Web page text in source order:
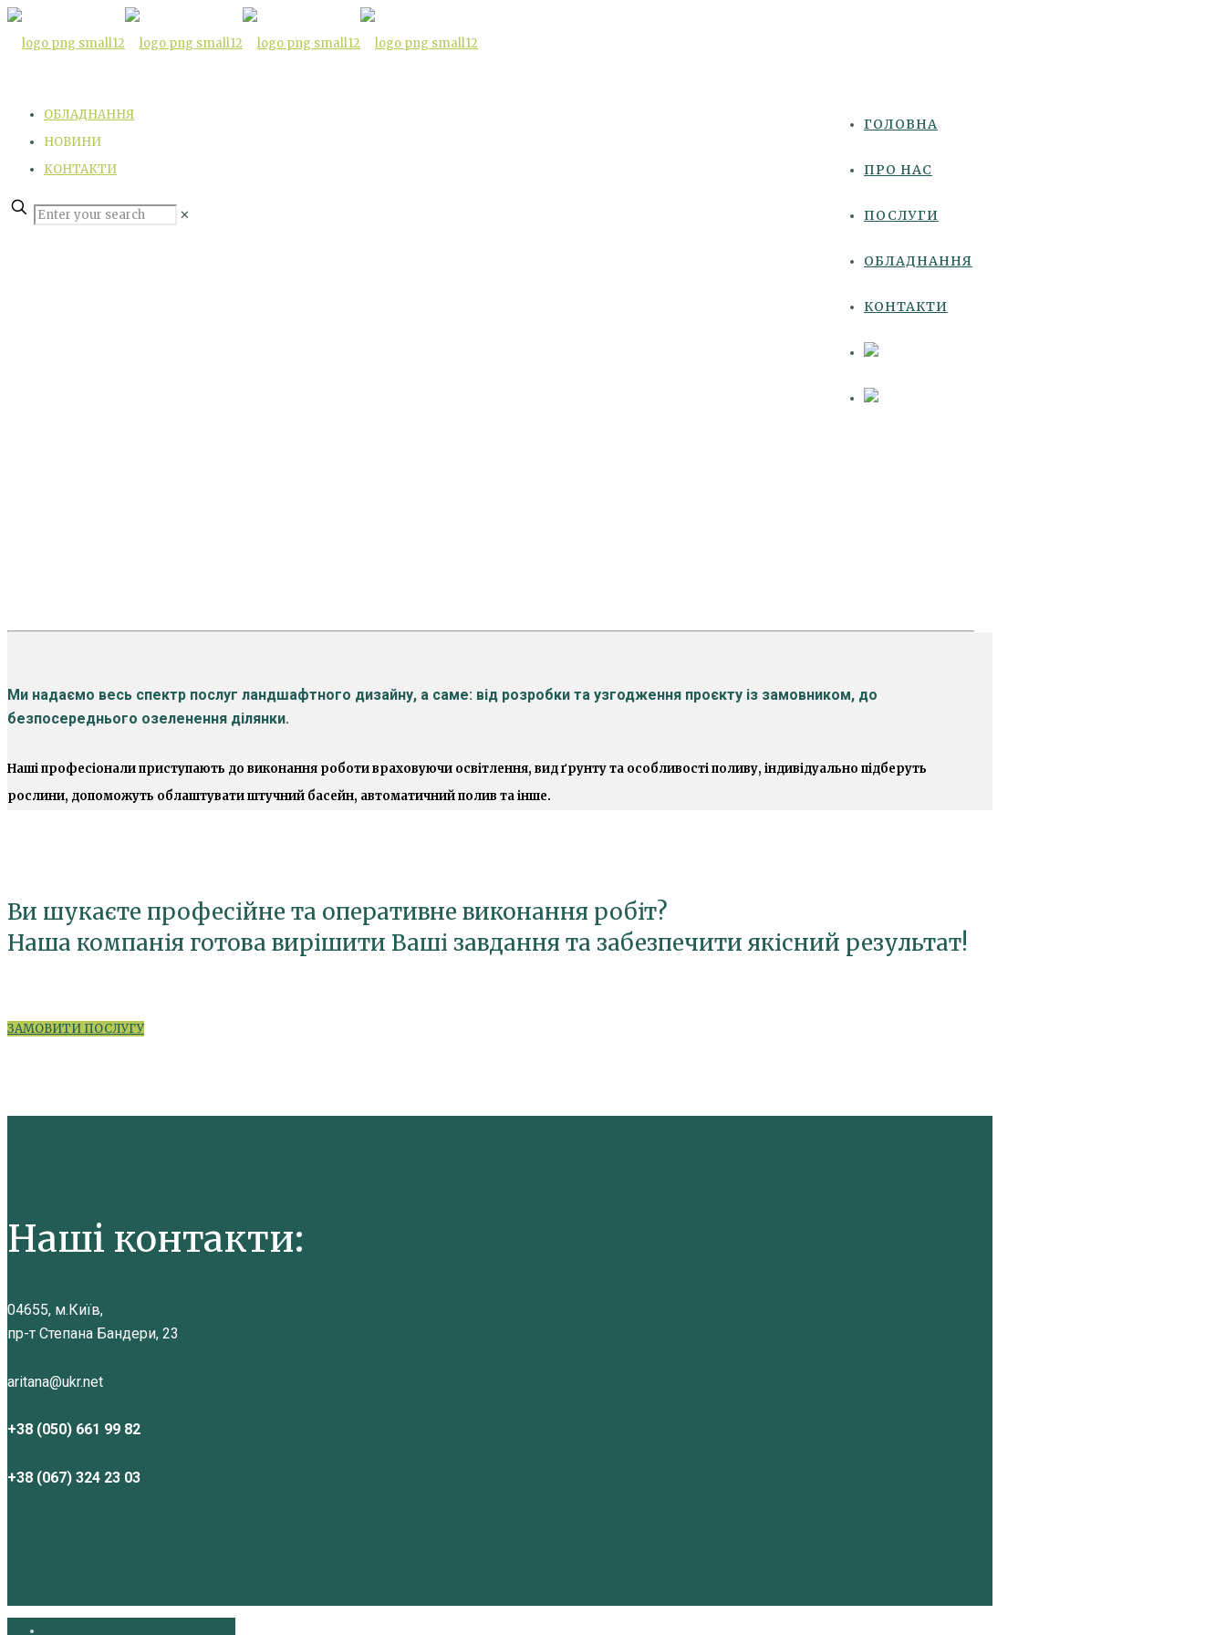
ГОЛОВНА
ПРО НАС
ПОСЛУГИ
ОБЛАДНАННЯ
КОНТАКТИ
ОБЛАДНАННЯ
НОВИНИ
КОНТАКТИ
✕
Ми надаємо весь спектр послуг ландшафтного дизайну, а саме: від розробки та узгодження проєкту із замовником, до
безпосереднього озеленення ділянки.
Наші професіонали приступають до виконання роботи враховуючи освітлення, вид ґрунту та особливості поливу, індивідуально підберуть
рослини, допоможуть облаштувати штучний басейн, автоматичний полив та інше.
Ви шукаєте професійне та оперативне виконання робіт?
Наша компанія готова вирішити Ваші завдання та забезпечити якісний результат!
ЗАМОВИТИ ПОСЛУГУ
Наші контакти:
04655, м.Київ,
пр-т Степана Бандери, 23
aritana@ukr.net
+38 (050) 661 99 82
+38 (067) 324 23 03